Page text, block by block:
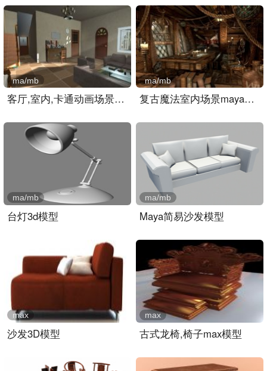
客厅,室内,卡通动画场景ma..
ma/mb
复古魔法室内场景maya模型..
ma/mb
台灯3d模型
ma/mb
Maya简易沙发模型
ma/mb
沙发3D模型
max
古式龙椅,椅子max模型
max